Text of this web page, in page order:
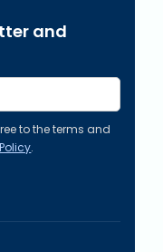
and
to the terms and
.